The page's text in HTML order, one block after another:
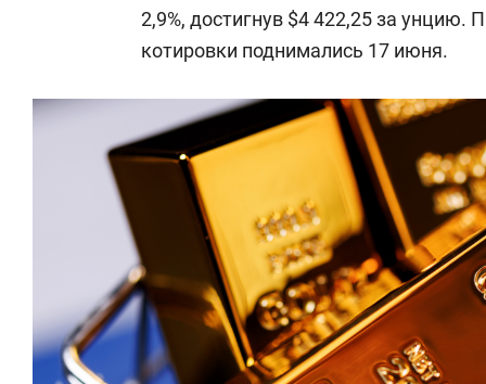
2,9%, достигнув $4 422,25 за
котировки поднимались 17 июня.